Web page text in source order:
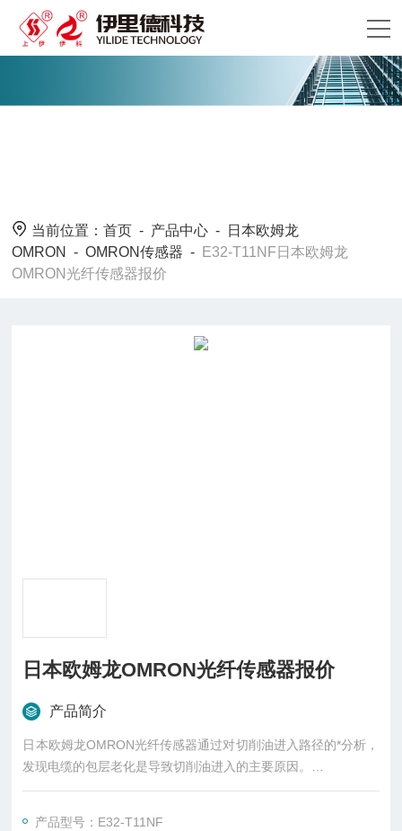
当前位置：首页 - 产品中心 -
日本欧姆龙
OMRON
-OMRON传感器 -
E32-T11NF日本欧姆龙
OMRON光纤传感器报价
日本欧姆龙OMRON光纤传感器报价
产品简介
日本欧姆龙OMRON光纤传感器通过对切削油进入路径的*分析，
发现电缆的包层老化是导致切削油进入的主要原因。
作为防老化措施，欧姆龙耐油零件的电缆包层采用氟树脂，即使
产品型号：E32-T11NF